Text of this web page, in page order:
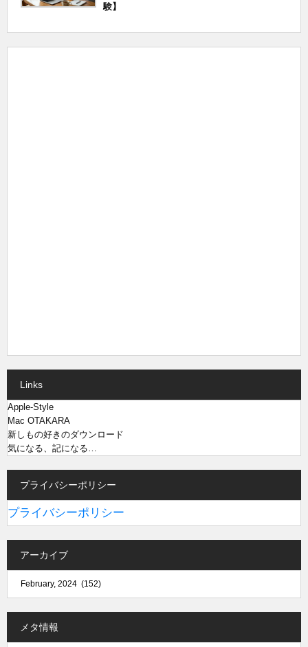
験】
Links
Apple-Style
Mac OTAKARA
新しもの好きのダウンロード
気になる、記になる…
プライバシーポリシー
プライバシーポリシー
アーカイブ
メタ情報